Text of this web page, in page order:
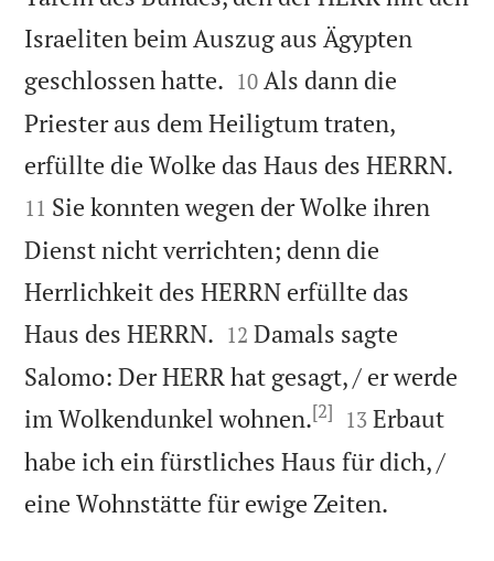
Israeliten beim Auszug aus Ägypten
geschlossen hatte. 

10 Als dann die
Priester aus dem Heiligtum traten,
erfüllte die Wolke das Haus des HERRN.
11 Sie konnten wegen der Wolke ihren
Dienst nicht verrichten; denn die
Herrlichkeit des HERRN erfüllte das
Haus des HERRN. 

12 Damals sagte
Salomo: Der HERR hat gesagt, / er werde
im Wolkendunkel wohnen.[2] 

13 Erbaut
habe ich ein fürstliches Haus für dich, /
eine Wohnstätte für ewige Zeiten.